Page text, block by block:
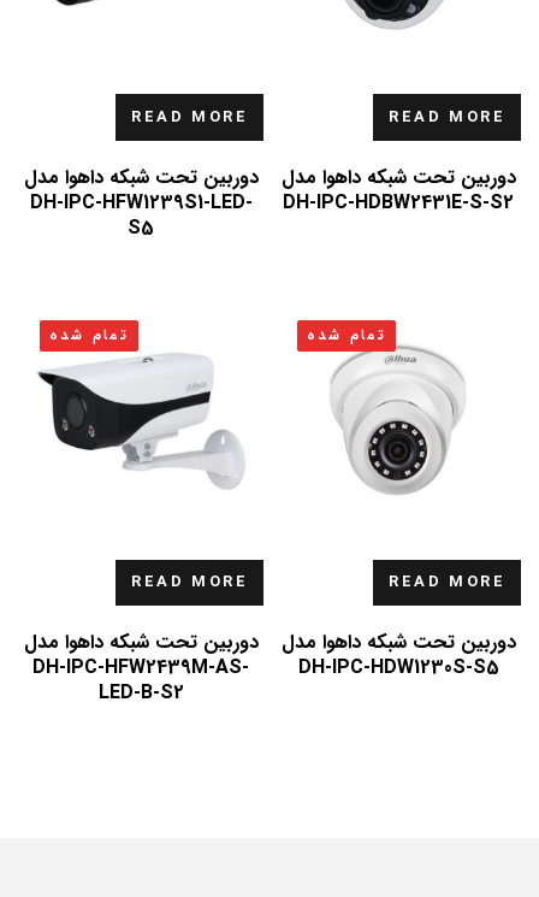
READ MORE
دوربین تحت شبکه داهوا مدل
DH-IPC-HDBW2431E-S-S2
READ MORE
دوربین تحت شبکه داهوا مدل
DH-IPC-HFW1239S1-LED-
S5
تمام شده
READ MORE
دوربین تحت شبکه داهوا مدل
DH-IPC-HDW1230S-S5
تمام شده
READ MORE
دوربین تحت شبکه داهوا مدل
DH-IPC-HFW2439M-AS-
LED-B-S2